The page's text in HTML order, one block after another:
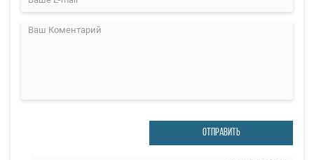
ОТПРАВИТЬ